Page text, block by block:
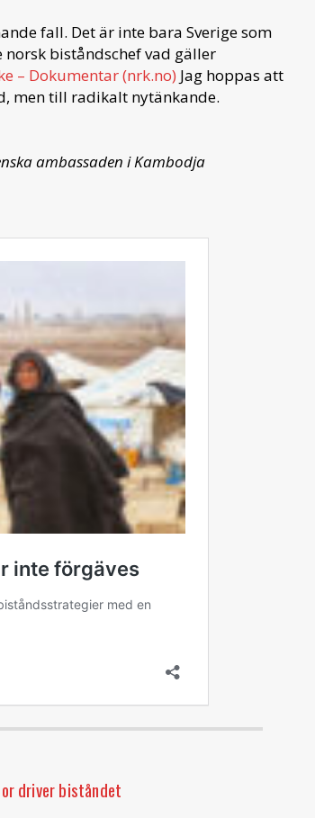
fall. Det är inte bara Sverige som
biståndschef vad gäller
– Dokumentar (nrk.no) Jag hoppas att
men till radikalt nytänkande.
ambassaden i Kambodja
driver biståndet